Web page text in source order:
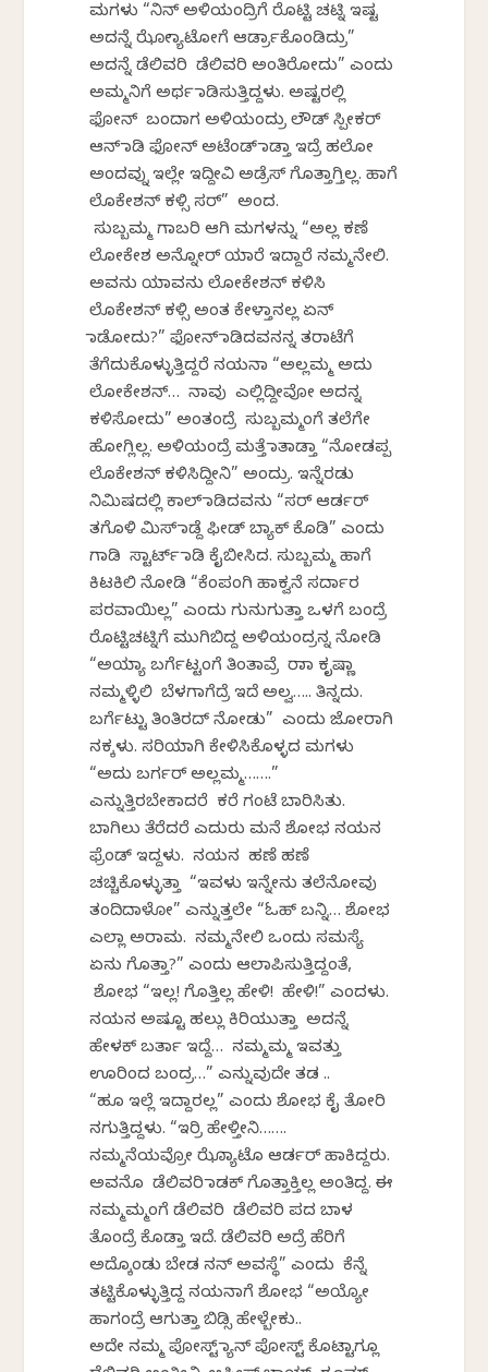
ಮಗಳು “ನಿನ್ ಅಳಿಯಂದ್ರಿಗೆ ರೊಟ್ಟಿ ಚಟ್ನಿ ಇಷ್ಟ
ಅದನ್ನೆ ಝೋಮ್ಯಾಟೋಗೆ ಆರ್ಡ್ರಾಕೊಂಡಿದ್ರು”
ಅದನ್ನೆ ಡೆಲಿವರಿ ಡೆಲಿವರಿ ಅಂತಿರೋದು” ಎಂದು
ಅಮ್ಮನಿಗೆ ಅರ್ಥ ಮಾಡಿಸುತ್ತಿದ್ದಳು. ಅಷ್ಟರಲ್ಲಿ
ಫೋನ್ ಬಂದಾಗ ಅಳಿಯಂದ್ರು ಲೌಡ್ ಸ್ಪೀಕರ್
ಆನ್ ಮಾಡಿ ಫೋನ್ ಅಟೆಂಡ್ ಮಾಡ್ತಾ ಇದ್ರೆ ಹಲೋ
ಅಂದವ್ನು ಇಲ್ಲೇ ಇದ್ದೀವಿ ಅಡ್ರೆಸ್ ಗೊತ್ತಾಗ್ತಿಲ್ಲ. ಹಾಗೆ
ಲೊಕೇಶನ್ ಕಳ್ಸಿ ಸರ್” ಅಂದ.
ಸುಬ್ಬಮ್ಮ ಗಾಬರಿ ಆಗಿ ಮಗಳನ್ನು “ಅಲ್ಲ ಕಣೆ
ಲೋಕೇಶ ಅನ್ನೋರ್ ಯಾರೆ ಇದ್ದಾರೆ ನಮ್ಮನೇಲಿ.
ಅವನು ಯಾವನು ಲೋಕೇಶನ್ ಕಳಿಸಿ
ಲೊಕೇಶನ್ ಕಳ್ಸಿ ಅಂತ ಕೇಳ್ತಾನಲ್ಲ ಏನ್
ಮಾಡೋದು?” ಫೋನ್ ಮಾಡಿದವನನ್ನ ತರಾಟೆಗೆ
ತೆಗೆದುಕೊಳ್ಳುತ್ತಿದ್ದರೆ ನಯನಾ “ಅಲ್ಲಮ್ಮ ಅದು
ಲೋಕೇಶನ್… ನಾವು ಎಲ್ಲಿದ್ದೀವೋ ಅದನ್ನ
ಕಳಿಸೋದು” ಅಂತಂದ್ರೆ ಸುಬ್ಬಮ್ಮಂಗೆ ತಲೆಗೇ
ಹೋಗ್ಲಿಲ್ಲ. ಅಳಿಯಂದ್ರೆ ಮತ್ತೆ ಮಾತಾಡ್ತಾ “ನೋಡಪ್ಪ
ಲೊಕೇಶನ್ ಕಳಿಸಿದ್ದೀನಿ” ಅಂದ್ರು. ಇನ್ನೆರಡು
ನಿಮಿಷದಲ್ಲಿ ಕಾಲ್ ಮಾಡಿದವನು “ಸರ್ ಆರ್ಡರ್
ತಗೊಳಿ ಮಿಸ್ ಮಾಡ್ದೆ ಫೀಡ್ ಬ್ಯಾಕ್ ಕೊಡಿ” ಎಂದು
ಗಾಡಿ ಸ್ಟಾರ್ಟ್ ಮಾಡಿ ಕೈಬೀಸಿದ. ಸುಬ್ಬಮ್ಮ ಹಾಗೆ
ಕಿಟಕಿಲಿ ನೋಡಿ “ಕೆಂಪಂಗಿ ಹಾಕ್ವನೆ ಸರ್ದಾರ
ಪರವಾಯಿಲ್ಲ” ಎಂದು ಗುನುಗುತ್ತಾ ಒಳಗೆ ಬಂದ್ರೆ
ರೊಟ್ಟಿಚಟ್ನಿಗೆ ಮುಗಿಬಿದ್ದ ಅಳಿಯಂದ್ರನ್ನ ನೋಡಿ
“ಅಯ್ಯಾ ಬರ್ಗೆಟ್ಟಂಗೆ ತಿಂತಾವ್ರೆ ರಾಮಾ ಕೃಷ್ಣಾ
ನಮ್ಮಳ್ಳಿಲಿ ಬೆಳಗಾಗೆದ್ರೆ ಇದೆ ಅಲ್ವ….. ತಿನ್ನದು.
ಬರ್ಗೆಟ್ಟು ತಿಂತಿರದ್ ನೋಡು” ಎಂದು ಜೋರಾಗಿ
ನಕ್ಕಳು. ಸರಿಯಾಗಿ ಕೇಳಿಸಿಕೊಳ್ಳದ ಮಗಳು
“ಅದು ಬರ್ಗರ್ ಅಲ್ಲಮ್ಮ…….”
ಎನ್ನುತ್ತಿರಬೇಕಾದರೆ ಕರೆ ಗಂಟೆ ಬಾರಿಸಿತು.
ಬಾಗಿಲು ತೆರೆದರೆ ಎದುರು ಮನೆ ಶೋಭ ನಯನ
ಫ್ರೆಂಡ್ ಇದ್ದಳು. ನಯನ ಹಣೆ ಹಣೆ
ಚಚ್ಚಿಕೊಳ್ಳುತ್ತಾ “ಇವಳು ಇನ್ನೇನು ತಲೆನೋವು
ತಂದಿದಾಳೋ” ಎನ್ನುತ್ತಲೇ “ಓಹ್ ಬನ್ನಿ… ಶೋಭ
ಎಲ್ಲಾ ಅರಾಮ. ನಮ್ಮನೇಲಿ ಒಂದು ಸಮಸ್ಯೆ
ಏನು ಗೊತ್ತಾ?” ಎಂದು ಆಲಾಪಿಸುತ್ತಿದ್ದಂತೆ,
ಶೋಭ “ಇಲ್ಲ! ಗೊತ್ತಿಲ್ಲ ಹೇಳಿ! ಹೇಳಿ!” ಎಂದಳು.
ನಯನ ಅಷ್ಟೂ ಹಲ್ಲು ಕಿರಿಯುತ್ತಾ ಅದನ್ನೆ
ಹೇಳಕ್ ಬರ್ತಾ ಇದ್ದೆ… ನಮ್ಮಮ್ಮ ಇವತ್ತು
ಊರಿಂದ ಬಂದ್ರ…” ಎನ್ನುವುದೇ ತಡ ..
“ಹೂ ಇಲ್ಲೆ ಇದ್ದಾರಲ್ಲ” ಎಂದು ಶೋಭ ಕೈ ತೋರಿ
ನಗುತ್ತಿದ್ದಳು. “ಇರ್ರಿ ಹೇಳ್ತೀನಿ…….
ನಮ್ಮನೆಯವ್ರೋ ಝೊಮ್ಯಾಟೊ ಆರ್ಡರ್ ಹಾಕಿದ್ದರು.
ಅವನೊ ಡೆಲಿವರಿ ಮಾಡಕ್ ಗೊತ್ತಾಕ್ತಿಲ್ಲ ಅಂತಿದ್ದ. ಈ
ನಮ್ಮಮ್ಮಂಗೆ ಡೆಲಿವರಿ ಡೆಲಿವರಿ ಪದ ಬಾಳ
ತೊಂದ್ರೆ ಕೊಡ್ತಾ ಇದೆ. ಡೆಲಿವರಿ ಅದ್ರೆ ಹೆರಿಗೆ
ಅದ್ಕೊಂಡು ಬೇಡ ನನ್ ಅವಸ್ಥೆ” ಎಂದು ಕೆನ್ನೆ
ತಟ್ಟಿಕೊಳ್ಳುತ್ತಿದ್ದ ನಯನಾಗೆ ಶೋಭ “ಅಯ್ಯೋ
ಹಾಗಂದ್ರೆ ಆಗುತ್ತಾ ಬಿಡ್ಸಿ ಹೇಳ್ಬೇಕು..
ಅದೇ ನಮ್ಮ ಪೋಸ್ಟ್ ಮ್ಯಾನ್ ಪೋಸ್ಟ್ ಕೊಟ್ಟಾಗ್ಲೂ